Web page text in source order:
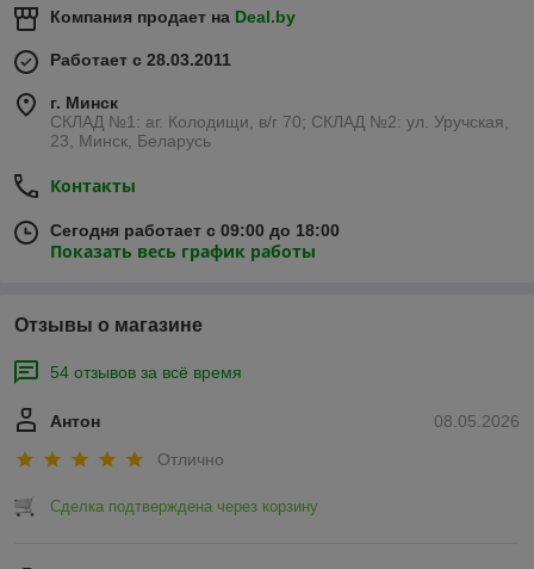
Компания продает на Deal.by
Работает с 28.03.2011
г. Минск
СКЛАД №1: аг. Колодищи, в/г 70; СКЛАД №2: ул. Уручская,
23, Минск, Беларусь
Контакты
Сегодня работает с 09:00 до 18:00
Показать весь график работы
Отзывы о магазине
54 отзывов за всё время
08.05.2026
Антон
Отлично
Сделка подтверждена через корзину